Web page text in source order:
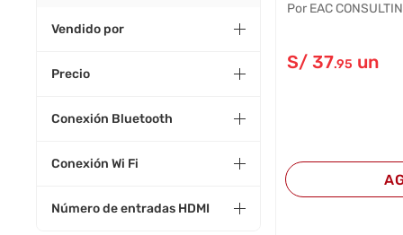
Vendido por
Precio
Conexión Bluetooth
Conexión Wi Fi
Número de entradas HDMI
Por EAC
S/37.95 un